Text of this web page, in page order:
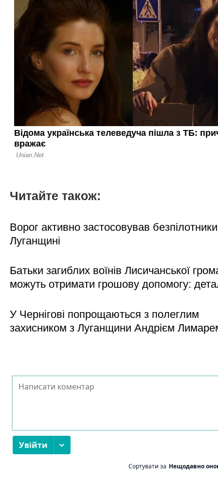
Читайте також:
Ворог активно застосовував
Луганщині
Батьки загиблих воїнів Лисичанської
можуть отримати грошову допомогу:
У Чернігові попрощаються з полеглим
захисником з Луганщини Андрієм